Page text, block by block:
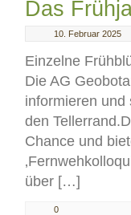
Das
10. Februar 2025
Einzelne
Die AG
informieren und
den
Chance und
über […]
0